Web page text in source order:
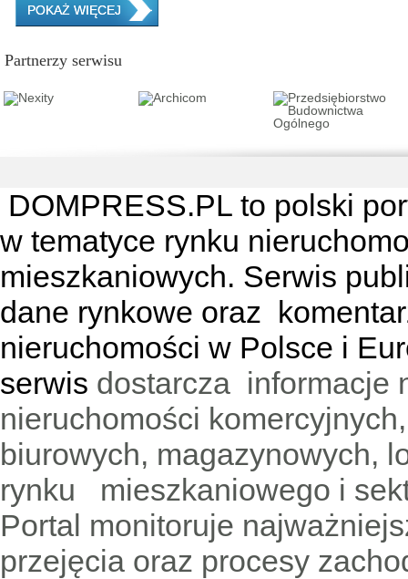
POKAŻ WIĘCEJ
Partnerzy serwisu
DOMPRESS.PL to polski
w tematyce rynku
mieszkaniowych. Serwis
dane rynkowe oraz
nieruchomości w Polsce i
serwis dostarcza informacje
nieruchomości
biurowych, magazynowych,
rynku mieszkaniowego i
Portal monitoruje
przejęcia oraz procesy